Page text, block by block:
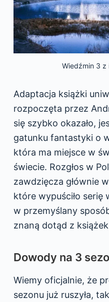
Wiedźmin 3
Adaptacja książki
rozpoczęta przez
się szybko okazało,
gatunku fantastyki o
która ma miejsce w
świecie. Rozgłos w
zawdzięcza głównie
które wypuściło serię
w przemyślany
znaną dotąd z
Dowody na 3
Wiemy oficjalnie, że
sezonu już ruszyła,